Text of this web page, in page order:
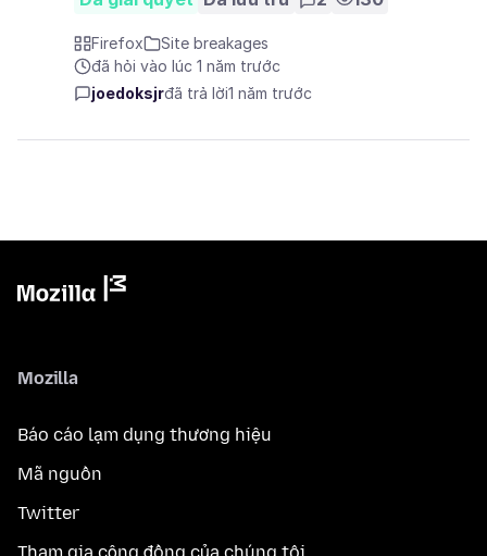
Firefox
Site breakages
đã hỏi vào lúc 1 năm trước
joedoksjrđã trả lời1 năm trước
Mozilla
Báo cáo lạm dụng thương hiệu
Mã nguồn
Twitter